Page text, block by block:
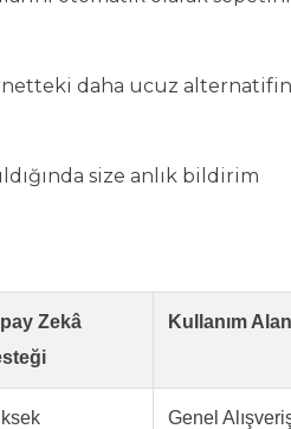
daha ucuz
size anlık bildirim
Zekâ
Kullanım
Genel